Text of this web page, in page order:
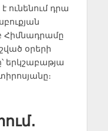
ունենում դրա
Հիմնադրամը
օրերի
երկշաբաթյա